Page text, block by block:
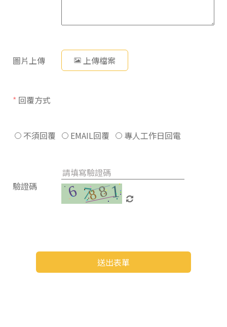
圖片上傳 上傳檔案
* 回覆方式
不須回覆 EMAIL回覆 專人工作日回電
驗證碼
送出表單